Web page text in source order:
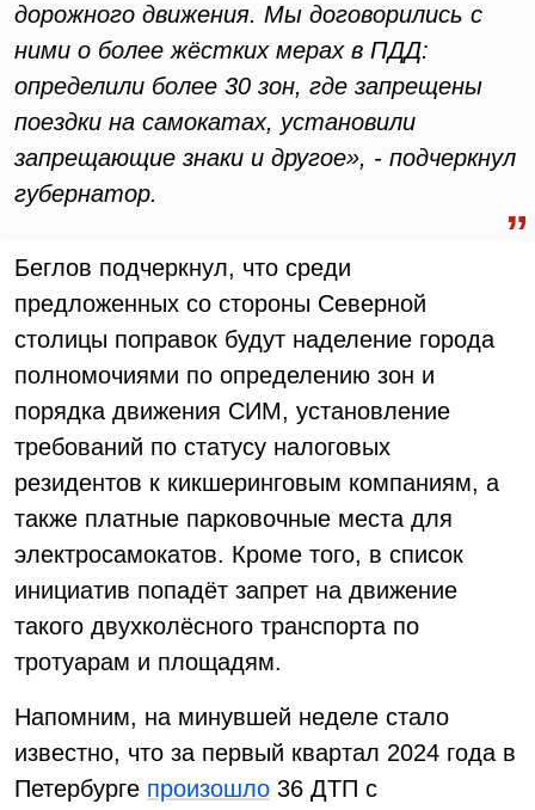
дорожного движения. Мы договорились с
ними о более жёстких мерах в ПДД:
определили более 30 зон, где запрещены
поездки на самокатах, установили
запрещающие знаки и другое», - подчеркнул
губернатор.
Беглов подчеркнул, что среди
предложенных со стороны Северной
столицы поправок будут наделение города
полномочиями по определению зон и
порядка движения СИМ, установление
требований по статусу налоговых
резидентов к кикшеринговым компаниям, а
также платные парковочные места для
электросамокатов. Кроме того, в список
инициатив попадёт запрет на движение
такого двухколёсного транспорта по
тротуарам и площадям.
Напомним, на минувшей неделе стало
известно, что за первый квартал 2024 года в
Петербурге произошло 36 ДТП с